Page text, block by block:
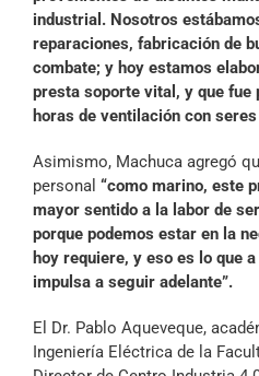
industrial. Nosotros
reparaciones, fabricación de
combate; y hoy estamos
presta soporte vital, y que fue
horas de ventilación con seres
Asimismo, Machuca agregó
personal “como marino, este
mayor sentido a la labor de
porque podemos estar en la
hoy requiere, y eso es lo que
impulsa a seguir adelante”.
El Dr. Pablo Aqueveque,
Ingeniería Eléctrica de la